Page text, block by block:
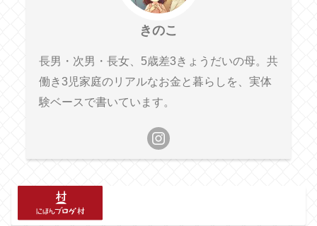
きのこ
長男・次男・長女、5歳差3きょうだいの母。共
働き3児家庭のリアルなお金と暮らしを、実体
験ベースで書いています。